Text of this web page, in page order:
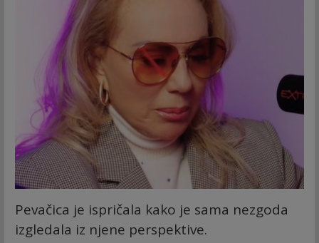
Pevačica je ispričala kako je sama nezgoda
izgledala iz njene perspektive.